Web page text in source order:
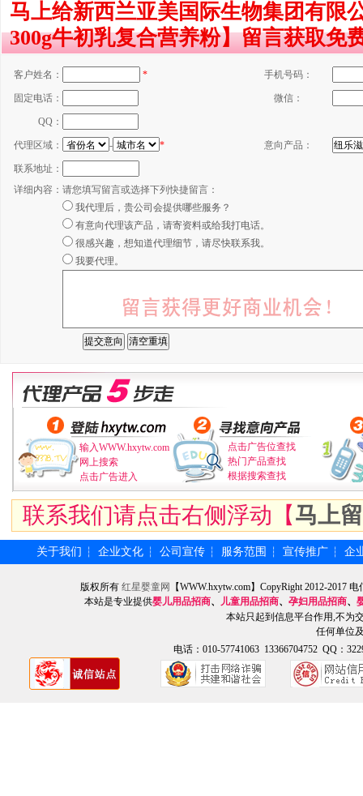
马上给新西兰亚美国际生物集团有限
300g牛初乳复合营养粉】留言获取免
客户姓名： * 手机号码：
固定电话： 微信：
QQ：
代理区域： - * 意向产品：
联系地址：
详细内容： 请您填写留言或选择下列快捷留言：
我代理后，贵公司会提供哪些服务？
有意向代理该产品，请寄资料或给我打电话。
很感兴趣，想知道代理细节，请尽快联系我。
我要代理。
输入WWW.hxytw.com
网上搜索
点击广告进入
点击广告位查找
热门产品查找
根据搜索查找
联系我们请点击右侧浮动【马上
关于我们 ┆ 企业文化 ┆ 公司宣传 ┆ 服务范围 ┆ 宣传推广 ┆ 企
版权所有 红星婴童网
【WWW.hxytw.com】CopyRight 2012-2017
本站是专业提供婴儿用品招商、 儿童用品招商、 孕妇用品招商、
本站只起到信息平台作用,不为
任何单位
电话：010-57741063 13366704752 QQ：